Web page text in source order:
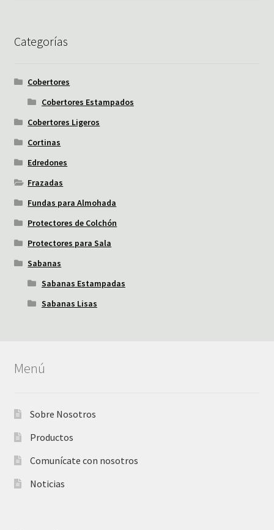
Categorías
Cobertores
Cobertores Estampados
Cobertores Ligeros
Cortinas
Edredones
Frazadas
Fundas para Almohada
Protectores de Colchón
Protectores para Sala
Sabanas
Sabanas Estampadas
Sabanas Lisas
Menú
Sobre Nosotros
Productos
Comunícate con nosotros
Noticias